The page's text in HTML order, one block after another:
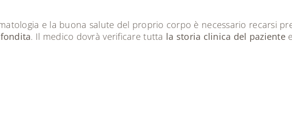
e la buona salute del proprio corpo è necessario recarsi
. Il medico dovrà verificare tutta la storia clinica del paziente